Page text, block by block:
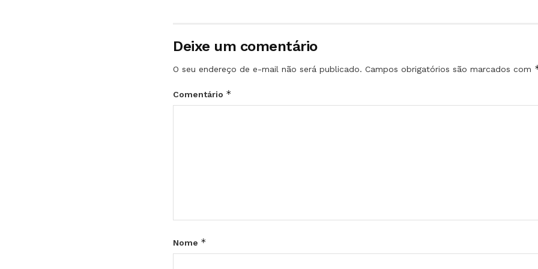
Deixe um comentário
O seu endereço de e-mail não será publicado. Campos obrigatórios são marcados com
Comentário *
Nome *